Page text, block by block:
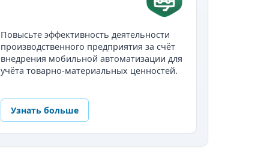
Повысьте эффективность деятельности
производственного предприятия за счёт
внедрения мобильной автоматизации для
учёта товарно-материальных ценностей.
Узнать больше